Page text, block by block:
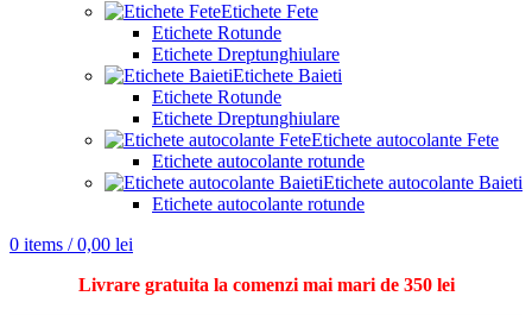
Etichete Fete
Etichete Rotunde
Etichete Dreptunghiulare
Etichete Baieti
Etichete Rotunde
Etichete Dreptunghiulare
Etichete autocolante Fete
Etichete autocolante rotunde
Etichete autocolante Baieti
Etichete autocolante rotunde
0 items / 0,00 lei
Livrare gratuita la comenzi mai mari de 350 lei